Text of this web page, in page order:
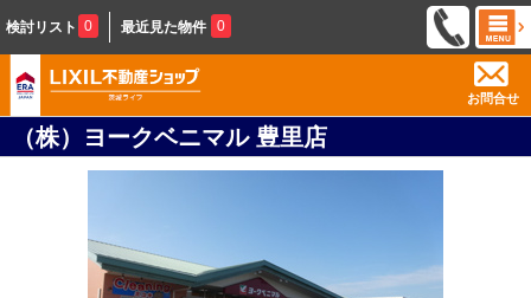
検討リスト 0 最近見た物件 0
お問合せ
（株）ヨークベニマル 豊里店